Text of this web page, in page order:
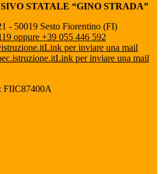
STATALE “GINO STRADA”
- 50019 Sesto Fiorentino (FI)
oppure +39 055 446 592
Link per inviare una mail
Link per inviare una mail
FIIC87400A